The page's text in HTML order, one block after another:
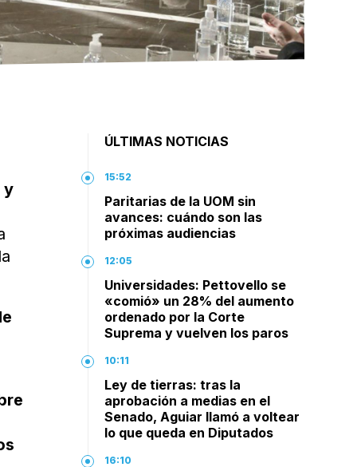
y
ÚLTIMAS NOTICIAS
15:52
Paritarias de la UOM sin
avances: cuándo son las
próximas audiencias
12:05
Universidades: Pettovello se
«comió» un 28% del aumento
ordenado por la Corte
Suprema y vuelven los paros
10:11
Ley de tierras: tras la
aprobación a medias en el
Senado, Aguiar llamó a voltear
lo que queda en Diputados
16:10